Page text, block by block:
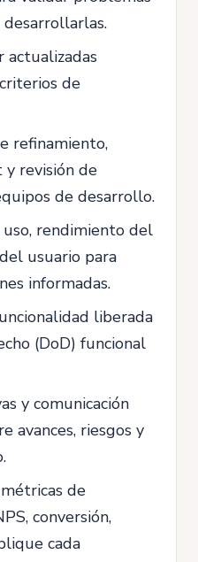
actualizadas
de
refinamiento,
y revisión de
de desarrollo.
rendimiento del
usuario para
informadas.
liberada
(DoD) funcional
y comunicación
avances, riesgos y
de
conversión,
cada